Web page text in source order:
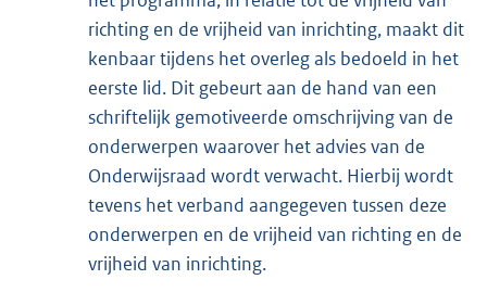
richting en de vrijheid van inrichting, maakt dit
kenbaar tijdens het overleg als bedoeld in het
eerste lid. Dit gebeurt aan de hand van een
schriftelijk gemotiveerde omschrijving van de
onderwerpen waarover het advies van de
Onderwijsraad wordt verwacht. Hierbij wordt
tevens het verband aangegeven tussen deze
onderwerpen en de vrijheid van richting en de
vrijheid van inrichting.